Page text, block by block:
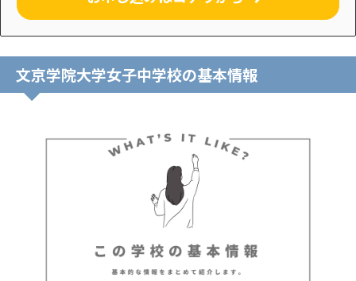
文京学院大学女子中学校の基本情報